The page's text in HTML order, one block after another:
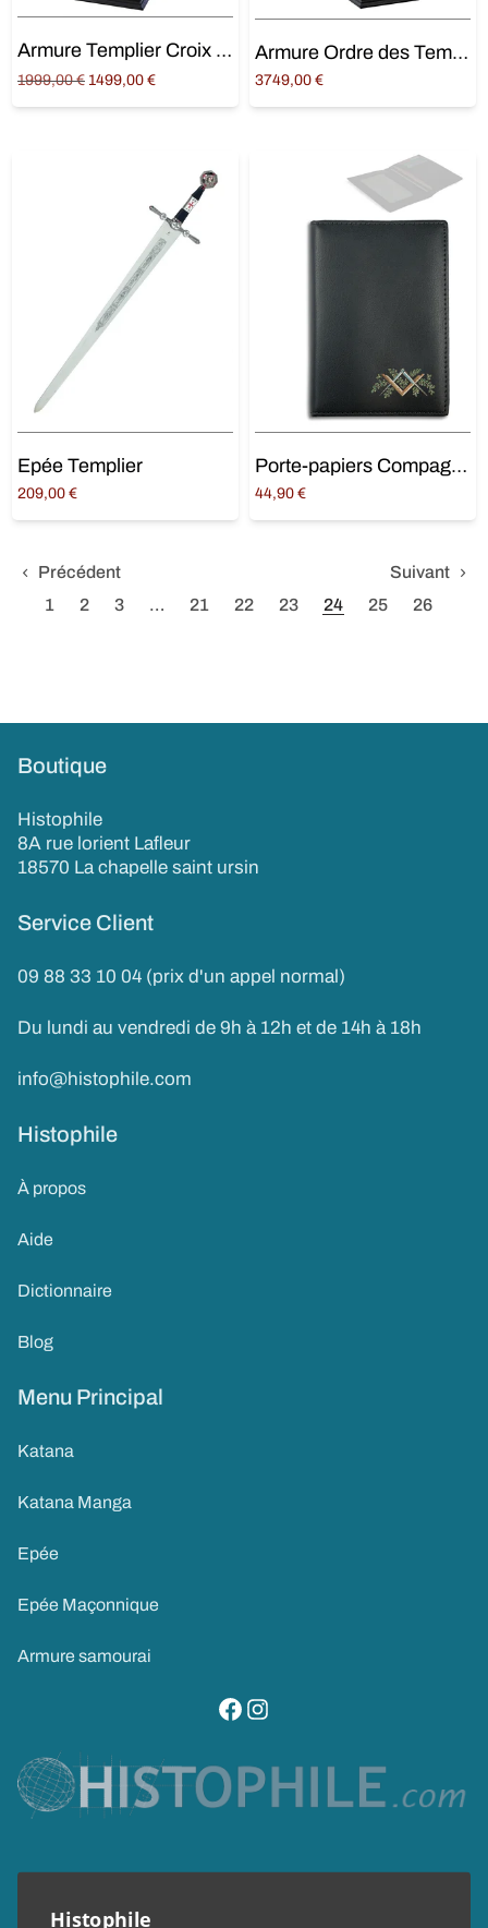
Armure Templier Croix Pattée
1999,00€ Original
1499,00 €Current
Ajouter au panier
Armure Ordre des Templiers
3749,00 €
Ajouter au panier
Epée Templier
209,00 €
Ajouter au panier
Porte-papiers Compagnon – Equerre Compas et Acacia
44,90 €
Ajouter au panier
Précédent
1
2 3 … 21 22 23 24 25 26
Suivant
Boutique
Histophile
8A rue lorient Lafleur
18570 La chapelle saint ursin
Service Client
09 88 33 10 04 (prix d'un appel normal)
Du lundi au vendredi de 9h à 12h et de 14h à 18h
info@histophile.com
Histophile
À propos
Aide
Dictionnaire
Blog
Menu Principal
Katana
Katana Manga
Epée
Epée Maçonnique
Armure samourai
visitez notre page facebook
suivez notre compte instagram
Histophile